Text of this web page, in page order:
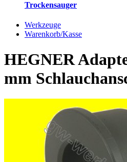
Trockensauger
Werkzeuge
Warenkorb/Kasse
HEGNER
mm